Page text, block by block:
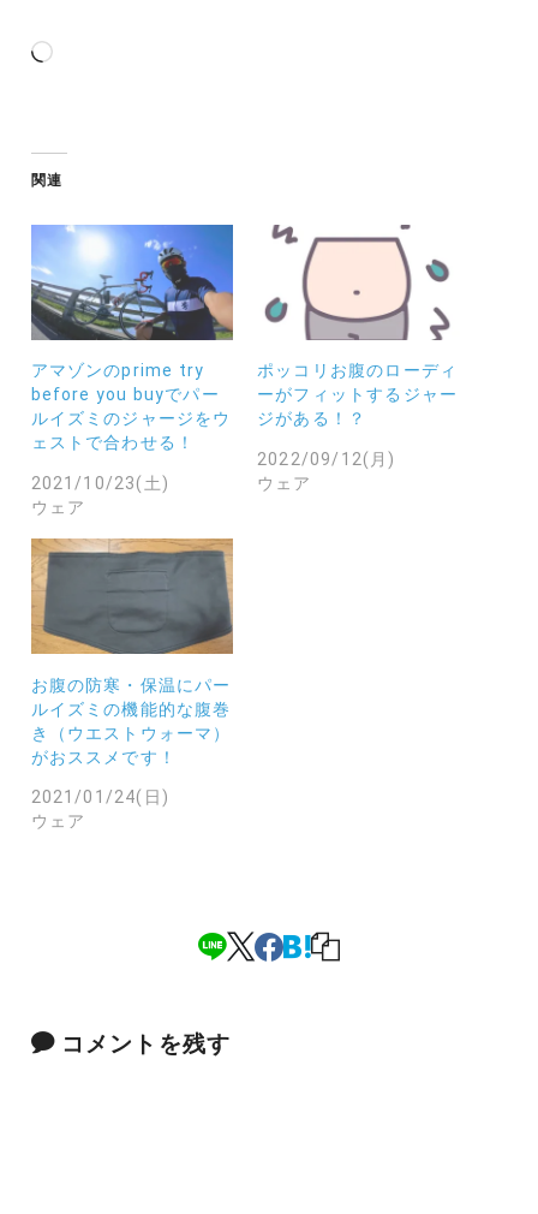
読
中…
関連
アマゾンのprime try
before you buyでパー
ルイズミのジャージをウ
ェストで合わせる！
2021/10/23(土)
ウェア
ポッコリお腹のローディ
ーがフィットするジャー
ジがある！？
2022/09/12(月)
ウェア
お腹の防寒・保温にパー
ルイズミの機能的な腹巻
き（ウエストウォーマ）
がおススメです！
2021/01/24(日)
ウェア
コメントを残す